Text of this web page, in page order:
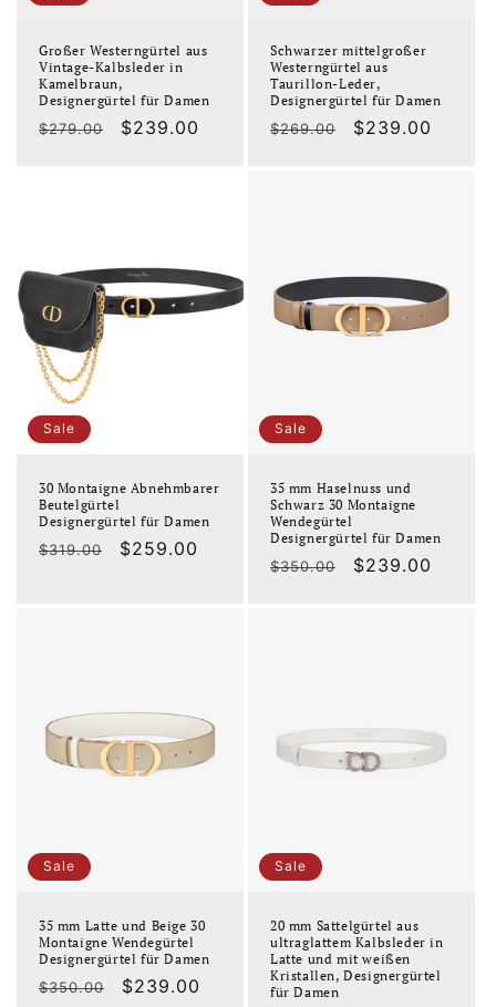
Großer Westerngürtel aus
Vintage-Kalbsleder in
Kamelbraun,
Designergürtel für Damen
Normaler
$279.00 Verkaufspreis
$239.00
Schwarzer mittelgroßer
Westerngürtel aus
Taurillon-Leder,
Designergürtel für Damen
Normaler
$269.00 Verkaufspreis
$239.00
Sale
30 Montaigne Abnehmbarer
Beutelgürtel
Designergürtel für Damen
Normaler
$319.00 Verkaufspreis
$259.00
Sale
35 mm Haselnuss und
Schwarz 30 Montaigne
Wendegürtel
Designergürtel für Damen
Normaler
$350.00 Verkaufspreis
$239.00
Sale
35 mm Latte und Beige 30
Montaigne Wendegürtel
Designergürtel für Damen
Normaler
$350.00 Verkaufspreis
$239.00
Sale
20 mm Sattelgürtel aus
ultraglattem Kalbsleder in
Latte und mit weißen
Kristallen, Designergürtel
für Damen